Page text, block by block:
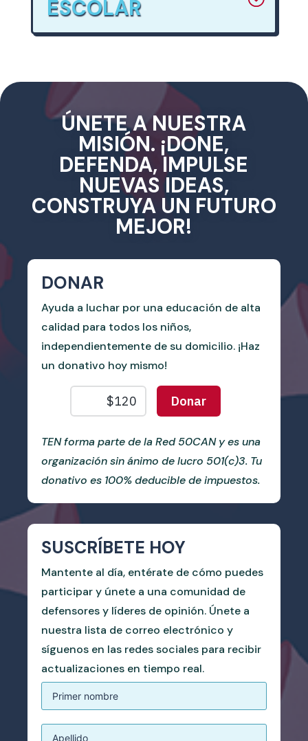
ESCOLAR
ÚNETE A NUESTRA
MISIÓN. ¡DONE,
DEFENDA, IMPULSE
NUEVAS IDEAS,
CONSTRUYA UN FUTURO
MEJOR!
DONAR
Ayuda a luchar por una educación de alta
calidad para todos los niños,
independientemente de su domicilio. ¡Haz
un donativo hoy mismo!
TEN forma parte de la Red 50CAN y es una
organización sin ánimo de lucro 501(c)3. Tu
donativo es 100% deducible de impuestos.
SUSCRÍBETE HOY
Mantente al día, entérate de cómo puedes
participar y únete a una comunidad de
defensores y líderes de opinión. Únete a
nuestra lista de correo electrónico y
síguenos en las redes sociales para recibir
actualizaciones en tiempo real.